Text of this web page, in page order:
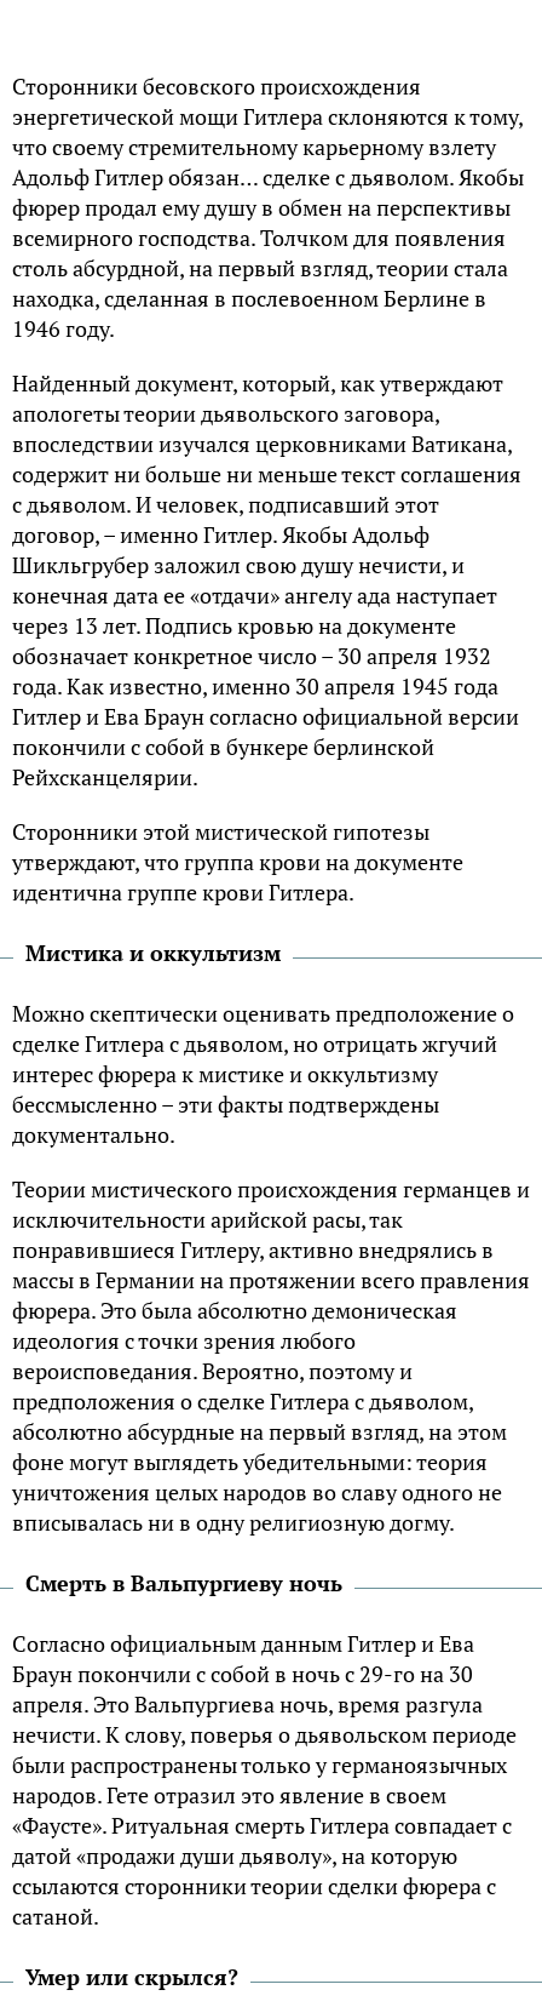
Сторонники бесовского происхождения
энергетической мощи Гитлера склоняются к тому,
что своему стремительному карьерному взлету
Адольф Гитлер обязан… сделке с дьяволом. Якобы
фюрер продал ему душу в обмен на перспективы
всемирного господства. Толчком для появления
столь абсурдной, на первый взгляд, теории стала
находка, сделанная в послевоенном Берлине в
1946 году.
Найденный документ, который, как утверждают
апологеты теории дьявольского заговора,
впоследствии изучался церковниками Ватикана,
содержит ни больше ни меньше текст соглашения
с дьяволом. И человек, подписавший этот
договор, – именно Гитлер. Якобы Адольф
Шикльгрубер заложил свою душу нечисти, и
конечная дата ее «отдачи» ангелу ада наступает
через 13 лет. Подпись кровью на документе
обозначает конкретное число – 30 апреля 1932
года. Как известно, именно 30 апреля 1945 года
Гитлер и Ева Браун согласно официальной версии
покончили с собой в бункере берлинской
Рейхсканцелярии.
Сторонники этой мистической гипотезы
утверждают, что группа крови на документе
идентична группе крови Гитлера.
Мистика и оккультизм
Можно скептически оценивать предположение о
сделке Гитлера с дьяволом, но отрицать жгучий
интерес фюрера к мистике и оккультизму
бессмысленно – эти факты подтверждены
документально.
Теории мистического происхождения германцев и
исключительности арийской расы, так
понравившиеся Гитлеру, активно внедрялись в
массы в Германии на протяжении всего правления
фюрера. Это была абсолютно демоническая
идеология с точки зрения любого
вероисповедания. Вероятно, поэтому и
предположения о сделке Гитлера с дьяволом,
абсолютно абсурдные на первый взгляд, на этом
фоне могут выглядеть убедительными: теория
уничтожения целых народов во славу одного не
вписывалась ни в одну религиозную догму.
Смерть в Вальпургиеву ночь
Согласно официальным данным Гитлер и Ева
Браун покончили с собой в ночь с 29-го на 30
апреля. Это Вальпургиева ночь, время разгула
нечисти. К слову, поверья о дьявольском периоде
были распространены только у германоязычных
народов. Гете отразил это явление в своем
«Фаусте». Ритуальная смерть Гитлера совпадает с
датой «продажи души дьяволу», на которую
ссылаются сторонники теории сделки фюрера с
сатаной.
Умер или скрылся?